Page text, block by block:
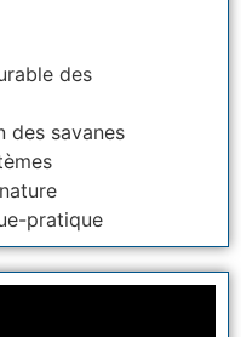
des
des savanes
pratique